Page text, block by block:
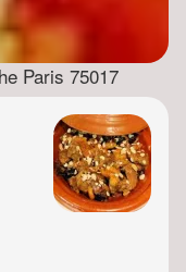
Paris 75017